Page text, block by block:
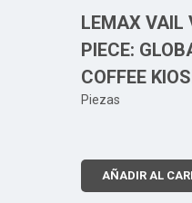
LEMAX VAIL
PIECE:
COFFEE
Piezas
AÑADIR AL